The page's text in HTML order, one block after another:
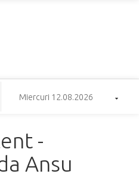
Miercuri 12.08.2026
-
Ansu